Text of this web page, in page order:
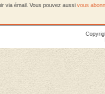
via émail. Vous pouvez aussi vous